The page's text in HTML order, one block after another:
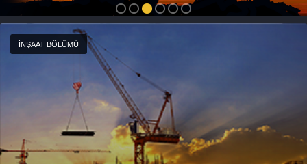
İNŞAAT BÖLÜMÜ